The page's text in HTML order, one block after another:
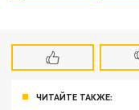
ЧИТАЙТЕ ТАКЖЕ: